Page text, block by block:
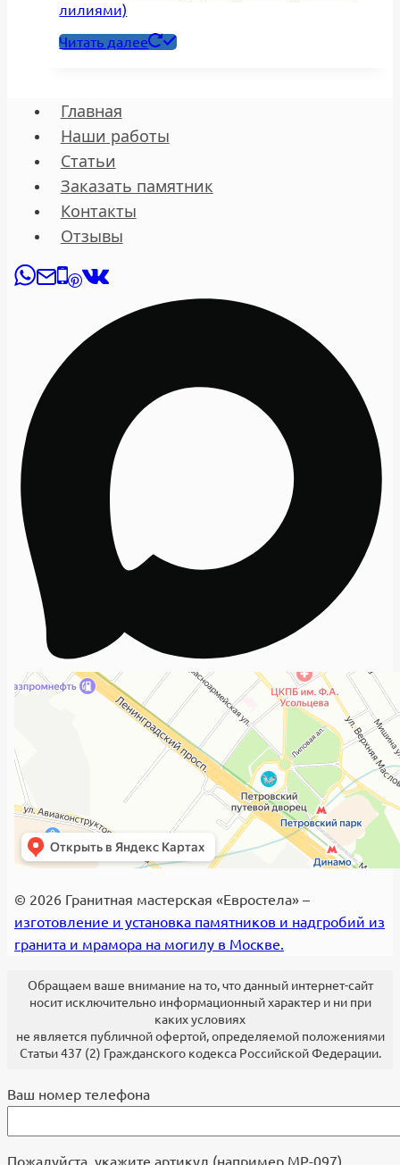
лилиями)
Читать далее
Главная
Наши работы
Статьи
Заказать памятник
Контакты
Отзывы
© 2026 Гранитная мастерская «Евростела» –
изготовление и установка памятников и надгробий из
гранита и мрамора на могилу в Москве.
Обращаем ваше внимание на то, что данный интернет-сайт
носит исключительно информационный характер и ни при
каких условиях
не является публичной офертой, определяемой положениями
Статьи 437 (2) Гражданского кодекса Российской Федерации.
Ваш номер телефона
Пожалуйста, укажите артикул (например МР-097)